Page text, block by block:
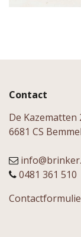
Contact
De Kazematten
6681 CS Bemmel
0481 361 510